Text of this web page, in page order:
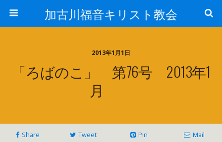
加古川福音キリスト教会
2013年1月1日
「ろばのこ」 第76号 2013年1
月
Share Tweet Pin Mail